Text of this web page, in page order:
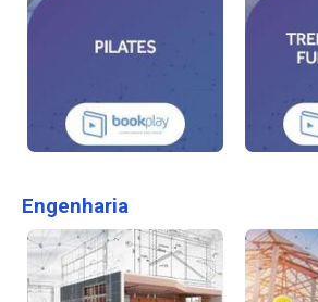
Engenharia